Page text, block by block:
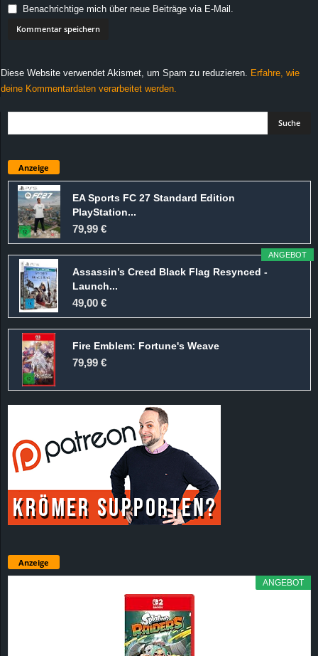
Benachrichtige mich über neue Beiträge via E-Mail.
Diese Website verwendet Akismet, um Spam zu reduzieren. Erfahre, wie
deine Kommentardaten verarbeitet werden.
Anzeige
EA Sports FC 27 Standard Edition
PlayStation...
79,99 €
ANGEBOT
Assassin’s Creed Black Flag Resynced -
Launch...
49,00 €
Fire Emblem: Fortune's Weave
79,99 €
Anzeige
ANGEBOT